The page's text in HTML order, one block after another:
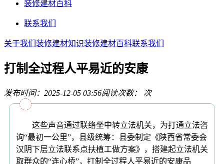
装修建材百科
联系我们
关于我们 装修建材知识装修建材百科联系我们
打制全过程人平易近的安康
发布时间：2025-12-05 03:56阅读次数： 次
这些声音通过联络坐中转立法机关，为打通立法咨
询“最初一公里”，县级统筹：县委制定《陕西省常委会
汉阴下层立法联系点扶植工做方案》，搭建起立法机关
取群众的“连心桥”，打制全过程人平易近的安康品